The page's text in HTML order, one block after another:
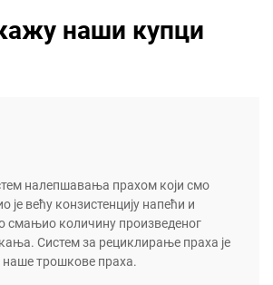
наши купци
налепшавања прахом који смо
је већу конзистенцију напећи и
смањио количину произведеног
Систем за рециклирање праха је
трошкове праха.